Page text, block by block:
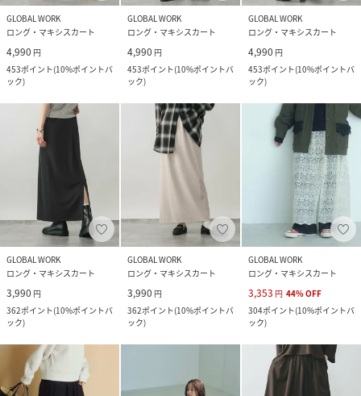
GLOBAL WORK
ロング・マキシスカート
4,990 円
453ポイント(10%ポイントバ
ック)
GLOBAL WORK
ロング・マキシスカート
4,990 円
453ポイント(10%ポイントバ
ック)
GLOBAL WORK
ロング・マキシスカート
4,990 円
453ポイント(10%ポイントバ
ック)
GLOBAL WORK
ロング・マキシスカート
3,990 円
362ポイント(10%ポイントバ
ック)
GLOBAL WORK
ロング・マキシスカート
3,990 円
362ポイント(10%ポイントバ
ック)
GLOBAL WORK
ロング・マキシスカート
3,353 円 44%OFF
304ポイント(10%ポイントバ
ック)